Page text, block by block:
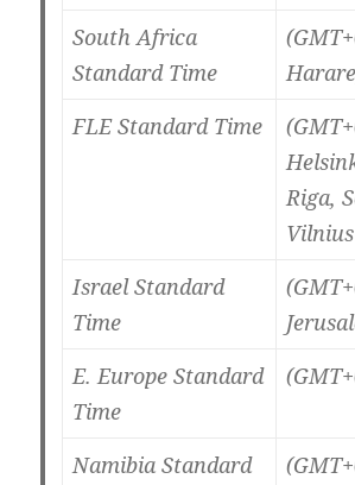
South Africa
Standard Time
FLE Standard Time
Riga,
Vilnius
Israel Standard
Time
E. Europe Standard
Time
Namibia Standard